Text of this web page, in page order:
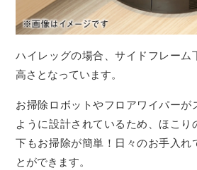
ハイレッグの場合、サイドフレーム
高さとなっています。
お掃除ロボットやフロアワイパーが
ように設計されているため、ほこり
下もお掃除が簡単！日々のお手入れ
とができます。